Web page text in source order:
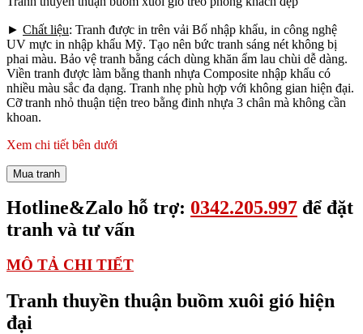
► Chất liệu: Tranh được in trên vải Bố nhập khẩu, in công nghệ
UV mực in nhập khẩu Mỹ. Tạo nên bức tranh sáng nét không bị
phai màu. Bảo vệ tranh bằng cách dùng khăn ẩm lau chùi dễ dàng.
Viền tranh được làm bằng thanh nhựa Composite nhập khẩu có
nhiều màu sắc đa dạng. Tranh nhẹ phù hợp với không gian hiện đại.
Cỡ tranh nhỏ thuận tiện treo bằng đinh nhựa 3 chân mà không cần
khoan.
Xem chi tiết bên dưới
Mua tranh
Hotline&Zalo hỗ trợ: 0342.205.997 để đặt
tranh và tư vấn
MÔ TẢ CHI TIẾT
Tranh thuyền thuận buồm xuôi gió hiện
đại